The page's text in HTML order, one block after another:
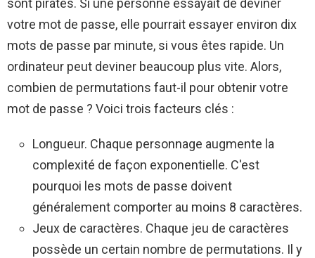
sont piratés. Si une personne essayait de deviner
votre mot de passe, elle pourrait essayer environ dix
mots de passe par minute, si vous êtes rapide. Un
ordinateur peut deviner beaucoup plus vite. Alors,
combien de permutations faut-il pour obtenir votre
mot de passe ? Voici trois facteurs clés :
Longueur. Chaque personnage augmente la
complexité de façon exponentielle. C'est
pourquoi les mots de passe doivent
généralement comporter au moins 8 caractères.
Jeux de caractères. Chaque jeu de caractères
possède un certain nombre de permutations. Il y